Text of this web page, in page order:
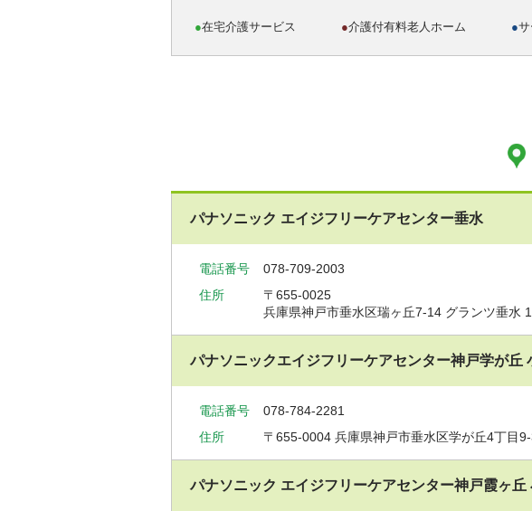
●在宅介護サービス ●介護付有料老人ホーム ●
パナソニック エイジフリーケアセンター垂水
電話番号
078-709-2003
住所
〒655-0025
兵庫県神戸市垂水区瑞ヶ丘7-14 グランツ垂水
パナソニックエイジフリーケアセンター神戸学が丘
電話番号
078-784-2281
住所
〒655-0004 兵庫県神戸市垂水区学が丘4丁目
パナソニック エイジフリーケアセンター神戸霞ヶ丘